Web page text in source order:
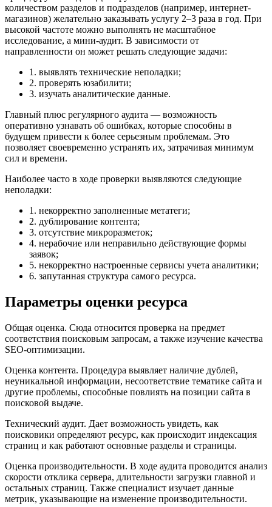
количеством разделов и подразделов (например, интернет-
магазинов) желательно заказывать услугу 2–3 раза в год. При
высокой частоте можно выполнять не масштабное
исследование, а мини-аудит. В зависимости от
направленности он может решать следующие задачи:
1. выявлять технические неполадки;
2. проверять юзабилити;
3. изучать аналитические данные.
Главный плюс регулярного аудита — возможность
оперативно узнавать об ошибках, которые способны в
будущем привести к более серьезным проблемам. Это
позволяет своевременно устранять их, затрачивая минимум
сил и времени.
Наиболее часто в ходе проверки выявляются следующие
неполадки:
1. некорректно заполненные метатеги;
2. дублирование контента;
3. отсутствие микроразметок;
4. нерабочие или неправильно действующие формы
заявок;
5. некорректно настроенные сервисы учета аналитики;
6. запутанная структура самого ресурса.
Параметры оценки ресурса
Общая оценка. Сюда относится проверка на предмет
соответствия поисковым запросам, а также изучение качества
SEO-оптимизации.
Оценка контента. Процедура выявляет наличие дублей,
неуникальной информации, несоответствие тематике сайта и
другие проблемы, способные повлиять на позиции сайта в
поисковой выдаче.
Технический аудит. Дает возможность увидеть, как
поисковики определяют ресурс, как происходит индексация
страниц и как работают основные разделы и страницы.
Оценка производительности. В ходе аудита проводится анализ
скорости отклика сервера, длительности загрузки главной и
остальных страниц. Также специалист изучает данные
метрик, указывающие на изменение производительности.